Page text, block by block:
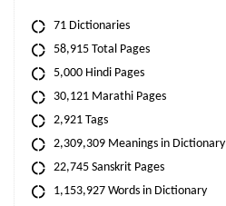
71 Dictionaries
58,915 Total Pages
5,000 Hindi Pages
30,121 Marathi Pages
2,921 Tags
2,309,309 Meanings in Dictionary
22,745 Sanskrit Pages
1,153,927 Words in Dictionary